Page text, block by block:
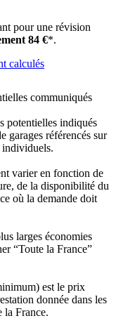
pour une révision
84 €*.
calculés
communiqués
potentielles indiqués
garages référencés sur
individuels.
varier en fonction de
de la disponibilité du
où la demande doit
larges économies
“Toute la France”
est le prix
donnée dans les
la France.